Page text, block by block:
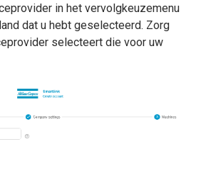
in het vervolgkeuzemenu
dat u hebt geselecteerd. Zorg
selecteert die voor uw